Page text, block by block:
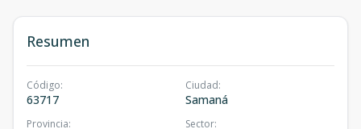
Resumen
Código:
63717
Ciudad:
Samaná
Provincia: Sector: